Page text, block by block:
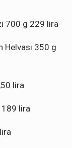
700 g 229 lira
Helvası 350 g
lira
189 lira